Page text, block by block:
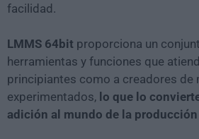
facilidad.
LMMS 64bit proporciona un
herramientas y funciones que
principiantes como a creadores de
experimentados, lo que lo
adición al mundo de la